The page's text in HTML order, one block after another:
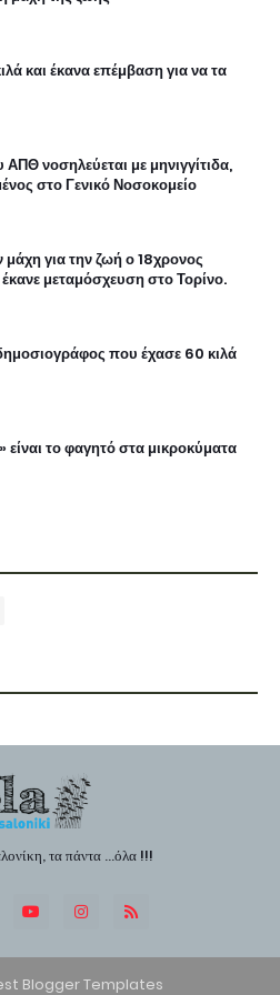
και έκανα επέμβαση για να τα
ΑΠΘ νοσηλεύεται με μηνιγγίτιδα,
στο Γενικό Νοσοκομείο
μάχη για την ζωή ο 18χρονος
μεταμόσχευση στο Τορίνο.
που έχασε 60 κιλά
το φαγητό στα μικροκύματα
τα πάντα ...όλα !!!
Blogger Templates